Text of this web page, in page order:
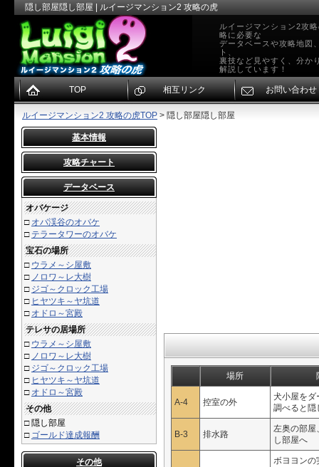
隠し部屋隠し部屋 | ルイージマンション2 攻略の虎
ルイージマンション2攻
略に必要な
データベースや攻略地図
ト、
裏技など見やすく、分か
解説しています！
ルイージマンション2 攻略の虎TOP > 隠し部屋隠し部屋
基本情報
攻略チャート
データベース
オバケージ
□ オバ渓谷のオバケ
□ テラータワーのオバケ
宝石の場所
□ ウラメ～シ屋敷
□ ノロワ～レ大樹
□ ジゴ～クロック工場
□ ヒヤツキ～ヤ坑道
□ オドロ～宮殿
テレサの居場所
□ ウラメ～シ屋敷
□ ノロワ～レ大樹
□ ジゴ～クロック工場
□ ヒヤツキ～ヤ坑道
□ オドロ～宮殿
その他
□ 隠し部屋
□ ゴールド達成報酬
その他
場所
A-4 控室の外
犬小屋をダ
調べると隠
B-3 排水路
左奥の部屋
し部屋へ
ボヨヨンの
TOP 相互リンク お問い合わせ